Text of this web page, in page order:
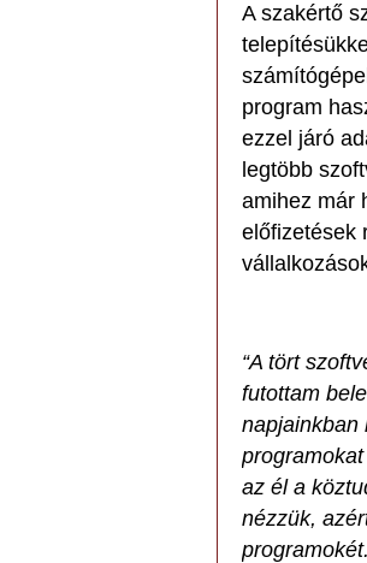
A szakértő
program
ezzel járó
legtöbb
amihez már
előfizetések
“A tört
futottam
napjainkban
az él a
nézzük,